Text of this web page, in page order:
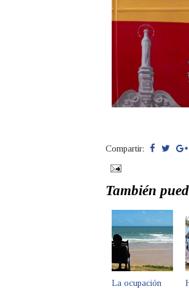
Compartir:
También
La ocupación